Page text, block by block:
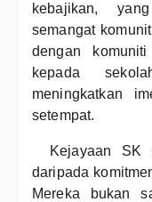
kebajikan,
semangat
dengan
kepada
meningkatkan
setempat.
Kejayaan SK
daripada
Mereka bukan